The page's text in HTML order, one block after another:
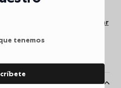
Pago seguro puede pagar
tenemos